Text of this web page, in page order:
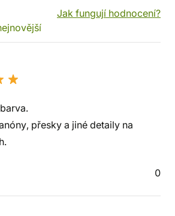
Jak fungují hodnocení?
přesky a jiné detaily na
0